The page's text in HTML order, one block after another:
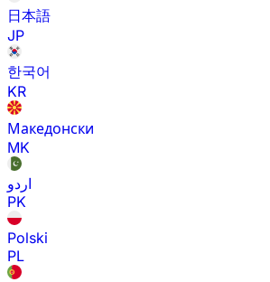
日本語
JP
한국어
KR
Македонски
MK
اردو
PK
Polski
PL